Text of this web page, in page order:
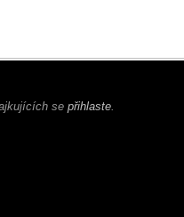
se přihlaste.